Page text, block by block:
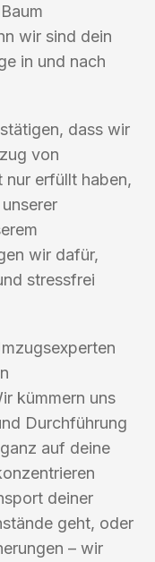
wir sind dein
in und nach
dass wir
von
nur erfüllt haben,
wir dafür,
stressfrei
kümmern uns
Durchführung
auf deine
deiner
geht, oder
– wir